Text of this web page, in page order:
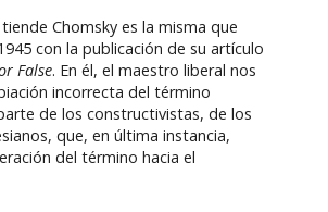
Chomsky es la misma que
con la publicación de su artículo
False. En él, el maestro liberal nos
incorrecta del término
de los constructivistas, de los
que, en última instancia,
del término hacia el